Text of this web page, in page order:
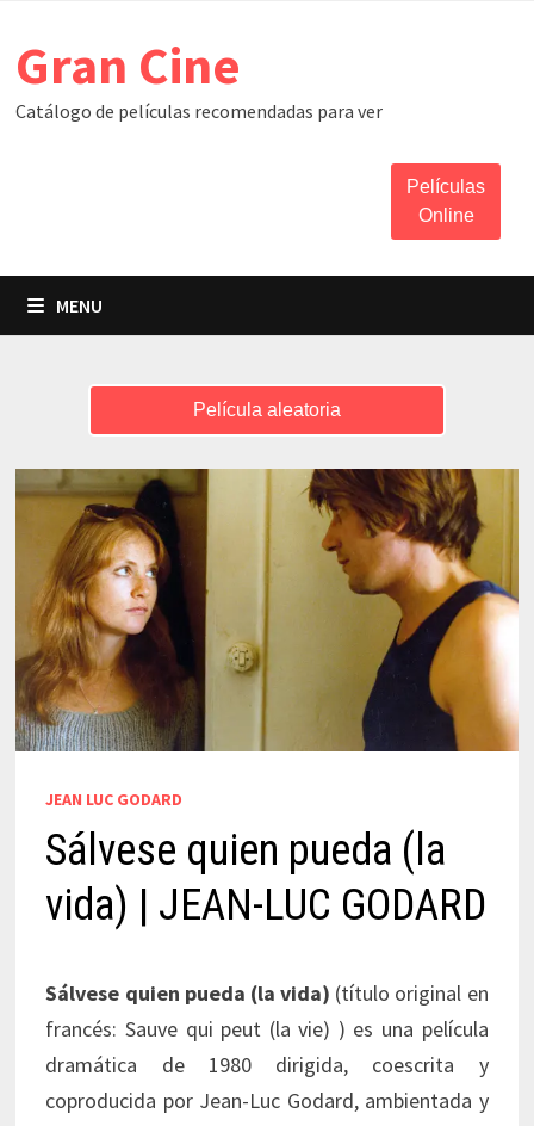
content
Gran Cine
Catálogo de películas recomendadas para ver
Películas
Online
MENU
Película aleatoria
JEAN LUC GODARD
Sálvese quien pueda (la
vida) | JEAN-LUC GODARD
Sálvese quien pueda (la vida) (título original en
francés: Sauve qui peut (la vie) ) es una película
dramática de 1980 dirigida, coescrita y
coproducida por Jean-Luc Godard, ambientada y